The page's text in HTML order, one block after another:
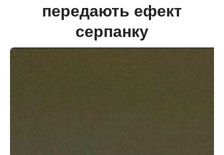
передають ефект
серпанку